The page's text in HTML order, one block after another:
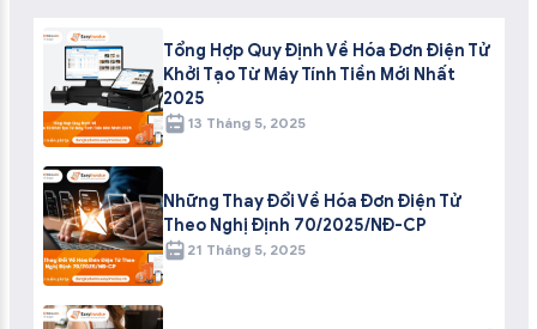
Tổng Hợp Quy Định Về Hóa Đơn Điện Tử
Khởi Tạo Từ Máy Tính Tiền Mới Nhất
2025
13 Tháng 5, 2025
Những Thay Đổi Về Hóa Đơn Điện Tử
Theo Nghị Định 70/2025/NĐ-CP
21 Tháng 5, 2025